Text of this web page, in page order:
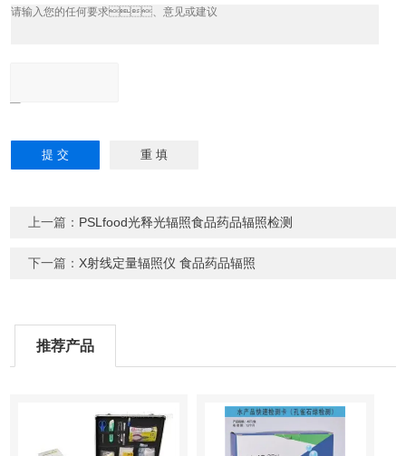
上一篇： PSLfood光释光辐照食品药品辐照检测
下一篇：X射线定量辐照仪 食品药品辐照
推荐产品